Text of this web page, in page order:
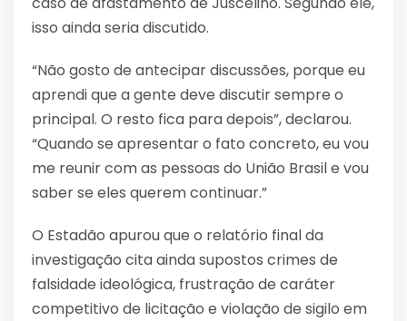
isso ainda seria discutido.
“Não gosto de antecipar discussões, porque eu
aprendi que a gente deve discutir sempre o
principal. O resto fica para depois”, declarou.
“Quando se apresentar o fato concreto, eu vou
me reunir com as pessoas do União Brasil e vou
saber se eles querem continuar.”
O Estadão apurou que o relatório final da
investigação cita ainda supostos crimes de
falsidade ideológica, frustração de caráter
competitivo de licitação e violação de sigilo em